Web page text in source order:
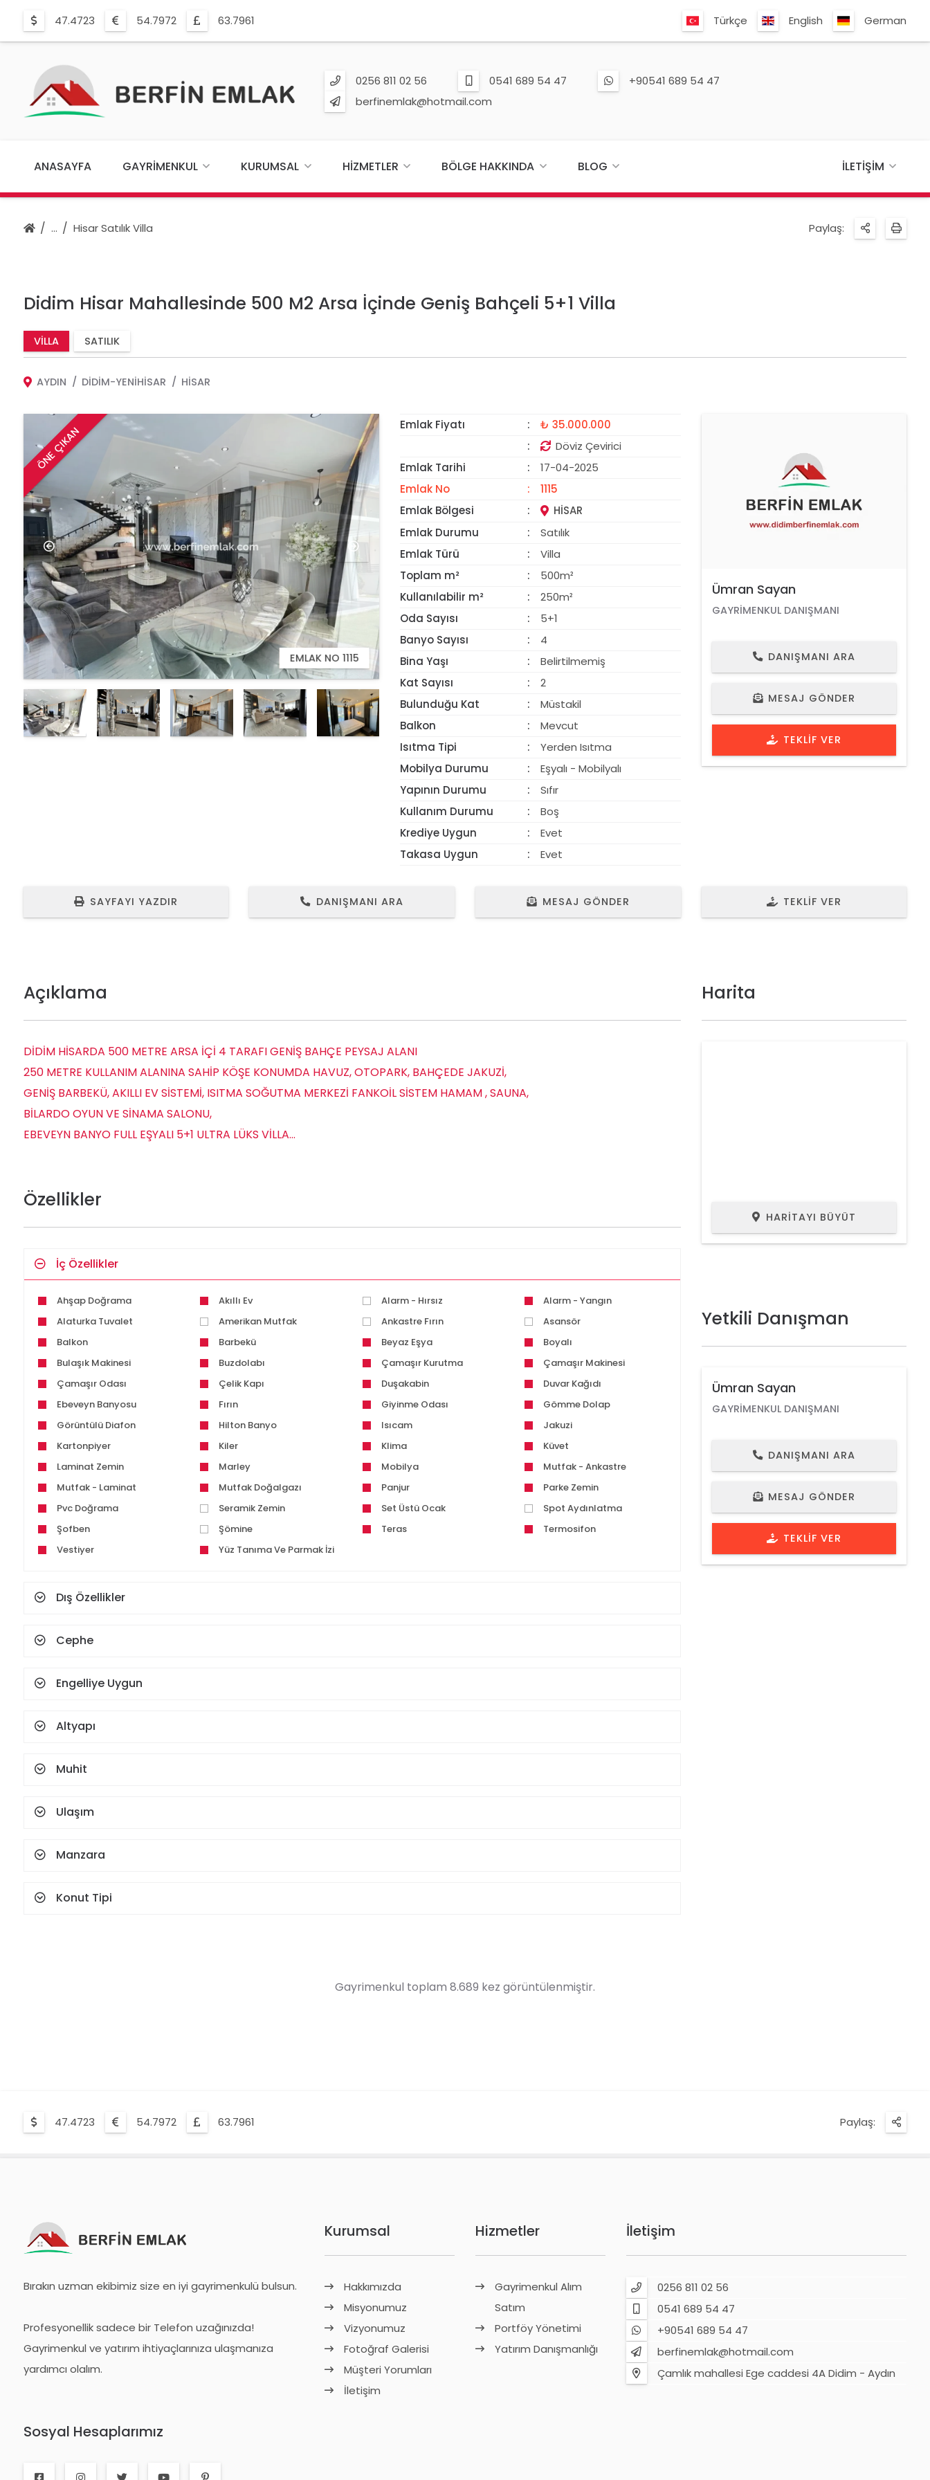
47.4723 54.7972 63.7961 Türkçe English German
0256 811 02 56 0541 689 54 47
+90541 689 54 47
berfinemlak@hotmail.com
ANASAYFA GAYRIMENKUL KURUMSAL HIZMETLER BÖLGE HAKKINDA BLOG İLETIŞIM
Hisar Satılık Villa Paylaş:
Didim Hisar Mahallesinde 500 M2 Arsa İçinde Geniş Bahçeli 5+1 Villa
VILLA SATILIK
AYDIN DIDIM-YENIHISAR HISAR
ÖNE ÇIKAN
EMLAK NO 1115
ÖNE ÇIKAN
Emlak Fiyatı
₺ 35.000.000
Döviz Çevirici
Emlak Tarihi
17-04-2025
Emlak No
1115
Emlak Bölgesi
HISAR
Emlak Durumu
Satılık
Emlak Türü
Villa
Toplam m²
500m²
Kullanılabilir m²
250m²
Oda Sayısı
5+1
Banyo Sayısı
4
Bina Yaşı
Belirtilmemiş
Kat Sayısı
2
Bulunduğu Kat
Müstakil
Balkon
Mevcut
Isıtma Tipi
Yerden Isıtma
Mobilya Durumu
Eşyalı - Mobilyalı
Yapının Durumu
Sıfır
Kullanım Durumu
Boş
Krediye Uygun
Evet
Takasa Uygun
Evet
Ümran Sayan
GAYRIMENKUL DANIŞMANI
DANIŞMANI ARA
MESAJ GÖNDER
TEKLIF VER
SAYFAYI YAZDIR DANIŞMANI ARA MESAJ GÖNDER TEKLIF VER
Açıklama
DİDİM HİSARDA 500 METRE ARSA İÇİ 4 TARAFI GENİŞ BAHÇE PEYSAJ ALANI
250 METRE KULLANIM ALANINA SAHİP KÖŞE KONUMDA HAVUZ, OTOPARK, BAHÇEDE JAKUZİ,
GENİŞ BARBEKÜ, AKILLI EV SİSTEMİ, ISITMA SOĞUTMA MERKEZİ FANKOİL SİSTEM HAMAM , SAUNA,
BİLARDO OYUN VE SİNAMA SALONU,
EBEVEYN BANYO FULL EŞYALI 5+1 ULTRA LÜKS VİLLA…
Özellikler
İç Özellikler
Ahşap Doğrama Akıllı Ev Alarm - Hırsız
Alarm - Yangın
Alaturka Tuvalet
Amerikan Mutfak Ankastre Fırın
Asansör
Balkon
Barbekü Beyaz Eşya
Boyalı
Bulaşık Makinesi
Buzdolabı
Çamaşır Kurutma
Makinesi
Çamaşır Makinesi
Çamaşır Odası
Çelik Kapı Duşakabin
Duvar Kağıdı
Ebeveyn Banyosu
Fırın Giyinme Odası
Gömme Dolap
Görüntülü Diafon
Hilton Banyo Isıcam
Jakuzi
Kartonpiyer
Kiler Klima
Küvet
Laminat Zemin
Marley Mobilya
Mutfak - Ankastre
Mutfak - Laminat
Mutfak Doğalgazı Panjur
Parke Zemin
Pvc Doğrama
Seramik Zemin Set Üstü Ocak
Spot Aydınlatma
Şofben
Şömine Teras
Termosifon
Vestiyer
Yüz Tanıma Ve Parmak İzi
Dış Özellikler
Cephe
Engelliye Uygun
Altyapı
Muhit
Ulaşım
Manzara
Konut Tipi
Harita
HARITAYI BÜYÜT
Yetkili Danışman
Ümran Sayan
GAYRIMENKUL DANIŞMANI
DANIŞMANI ARA
MESAJ GÖNDER
TEKLIF VER
Gayrimenkul toplam 8.689 kez görüntülenmiştir.
47.4723 54.7972 63.7961 Paylaş:
Bırakın uzman ekibimiz size en iyi gayrimenkulü bulsun.
Profesyonellik sadece bir Telefon uzağınızda!
Gayrimenkul ve yatırım ihtiyaçlarınıza ulaşmanıza
yardımcı olalım.
Sosyal Hesaplarımız
Kurumsal
Hakkımızda
Misyonumuz
Vizyonumuz
Fotoğraf Galerisi
Müşteri Yorumları
İletişim
Hizmetler
Gayrimenkul Alım
Satım
Portföy Yönetimi
Yatırım Danışmanlığı
İletişim
0256 811 02 56
0541 689 54 47
+90541 689 54 47
berfinemlak@hotmail.com
Çamlık mahallesi Ege caddesi 4A Didim - Aydın